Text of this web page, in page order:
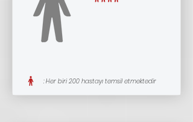
: Her biri 200 hastayı temsil etmektedir